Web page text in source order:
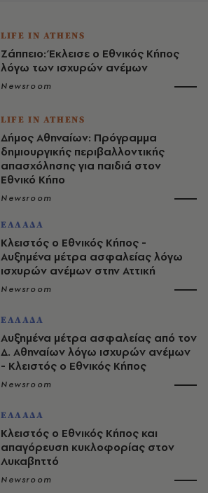
LIFE IN ATHENS
Ζάππειο: Έκλεισε ο Εθνικός Κήπος
λόγω των ισχυρών ανέμων
Newsroom
LIFE IN ATHENS
Δήμος Αθηναίων: Πρόγραμμα
δημιουργικής περιβαλλοντικής
απασχόλησης για παιδιά στον
Εθνικό Κήπο
Newsroom
ΕΛΛΑΔΑ
Κλειστός ο Εθνικός Κήπος -
Αυξημένα μέτρα ασφαλείας λόγω
ισχυρών ανέμων στην Αττική
Newsroom
ΕΛΛΑΔΑ
Αυξημένα μέτρα ασφαλείας από τον
Δ. Αθηναίων λόγω ισχυρών ανέμων
- Κλειστός ο Εθνικός Κήπος
Newsroom
ΕΛΛΑΔΑ
Κλειστός ο Εθνικός Κήπος και
απαγόρευση κυκλοφορίας στον
Λυκαβηττό
Newsroom